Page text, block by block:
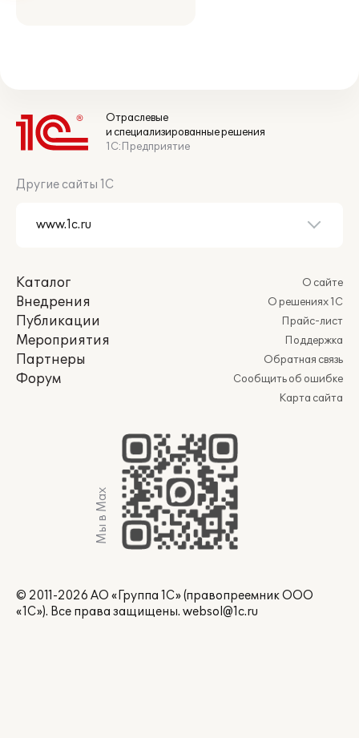
Отраслевые
и специализированные решения
1С:Предприятие
Другие сайты 1С
Каталог
Внедрения
Публикации
Мероприятия
Партнеры
Форум
О сайте
О решениях 1С
Прайс-лист
Поддержка
Обратная связь
Сообщить об ошибке
Карта сайта
Мы в Max
© 2011-2026 АО «Группа 1С» (правопреемник ООО
«1С»). Все права защищены. websol@1c.ru